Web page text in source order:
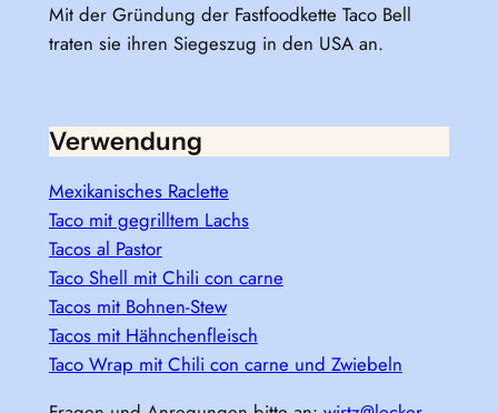
Mit der Gründung der Fastfoodkette Taco Bell
traten sie ihren Siegeszug in den USA an.
Verwendung
Mexikanisches Raclette
Taco mit gegrilltem Lachs
Tacos al Pastor
Taco Shell mit Chili con carne
Tacos mit Bohnen-Stew
Tacos mit Hähnchenfleisch
Taco Wrap mit Chili con carne und Zwiebeln